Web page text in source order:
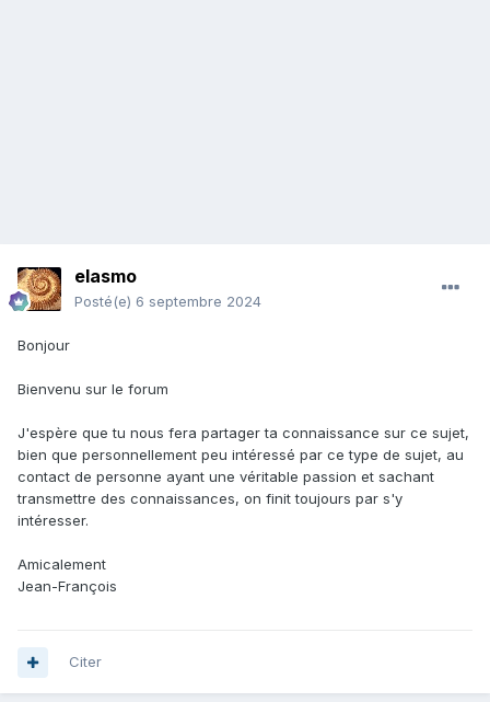
elasmo
Posté(e) 6 septembre 2024
Bonjour
Bienvenu sur le forum
J'espère que tu nous fera partager ta connaissance sur ce sujet,
bien que personnellement peu intéressé par ce type de sujet, au
contact de personne ayant une véritable passion et sachant
transmettre des connaissances, on finit toujours par s'y
intéresser.
Amicalement
Jean-François
Citer